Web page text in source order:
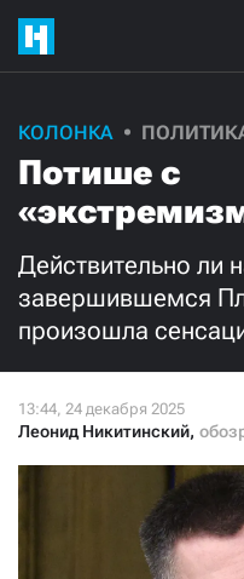
КОЛОНКА
Потише с
Действительно ли
завершившемся
произошла
Леонид Никитинский,